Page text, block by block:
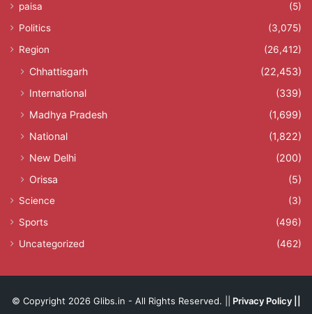
paisa
(5)
Politics
(3,075)
Region
(26,412)
Chhattisgarh
(22,453)
International
(339)
Madhya Pradesh
(1,699)
National
(1,822)
New Delhi
(200)
Orissa
(5)
Science
(3)
Sports
(496)
Uncategorized
(462)
© Copyright 2026 Glibs.in - All Rights Reserved. || Privacy Policy||